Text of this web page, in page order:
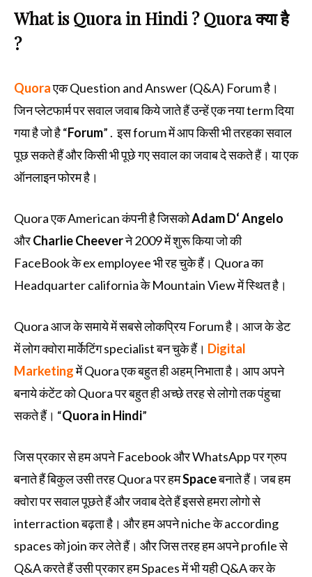
What is Quora in Hindi ? Quora क्या है
?
Quoraएक Question and Answer (Q&A) Forum है।
जिन प्लेटफार्म पर सवाल जवाब किये जाते हैं उन्हें एक नया term दिया
गया है जो है “Forum” . इस forum में आप किसी भी तरहका सवाल
पूछ सकते हैं और किसी भी पूछे गए सवाल का जवाब दे सकते हैं। या एक
ऑनलाइन फोरम है।
Quora एक American कंपनी है जिसकोAdam D‘ Angelo
औरCharlie Cheeverने 2009 में शुरू किया जो की
FaceBook के ex employee भी रह चुके हैं। Quora का
Headquarter california के Mountain View में स्थित है।
Quora आज के समाये में सबसे लोकप्रिय Forum है। आज के डेट
में लोग क्वोरा मार्केटिंग specialist बन चुके हैं। Digital
Marketingमें Quora एक बहुत ही अहम् निभाता है। आप अपने
बनाये कंटेंट को Quora पर बहुत ही अच्छे तरह से लोगो तक पंहुचा
सकते हैं। “Quora in Hindi”
जिस प्रकार से हम अपने Facebook और WhatsApp पर ग्रुप
बनाते हैं बिकुल उसी तरह Quora पर हमSpaceबनाते हैं। जब हम
क्वोरा पर सवाल पूछते हैं और जवाब देते हैं इससे हमरा लोगो से
interraction बढ़ता है। और हम अपने niche के according
spaces को join कर लेते हैं। और जिस तरह हम अपने profile से
Q&A करते हैं उसी प्रकार हम Spaces में भी यही Q&A कर के